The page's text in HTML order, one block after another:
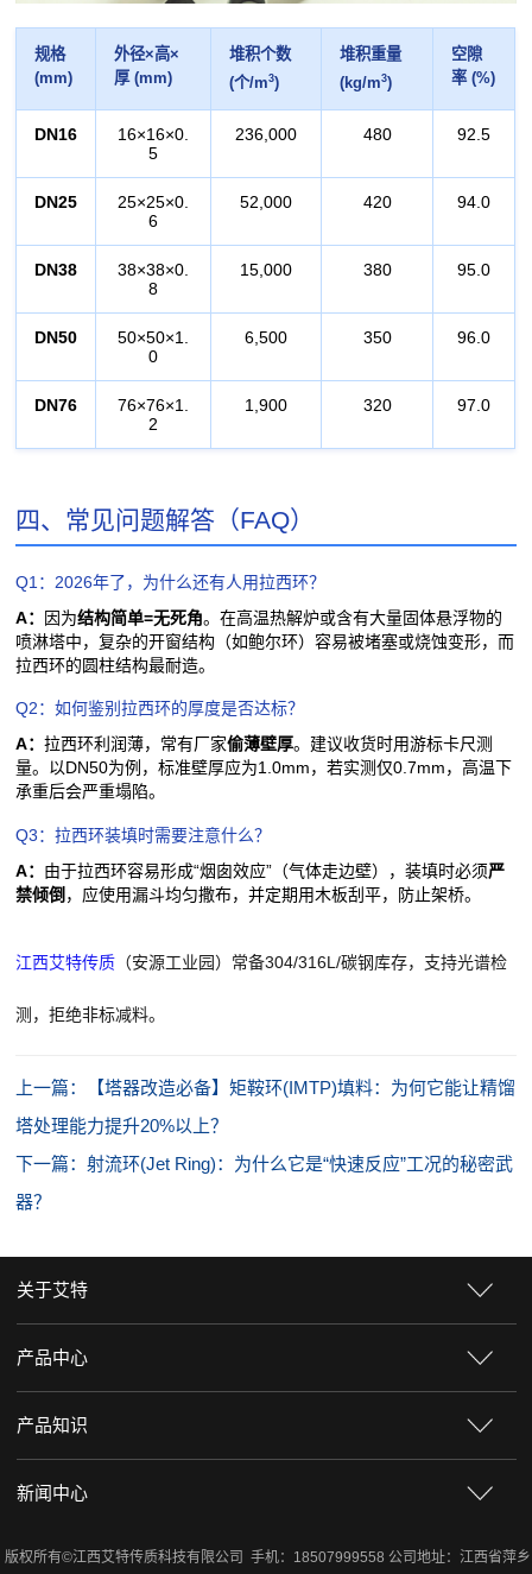
规格
(mm)
外径×高×
厚 (mm)
堆积个数
(个/m3)
堆积重量
(kg/m3)
空隙
率 (%)
DN16
16×16×0.
5
236,000 480 92.5
DN25
25×25×0.
6
52,000 420 94.0
DN38
38×38×0.
8
15,000 380 95.0
DN50
50×50×1.
0
6,500 350 96.0
DN76
76×76×1.
2
1,900 320 97.0
四、常见问题解答（FAQ）
Q1：2026年了，为什么还有人用拉西环？
A： 因为结构简单=无死角。在高温热解炉或含有大量固体悬浮物的
喷淋塔中，复杂的开窗结构（如鲍尔环）容易被堵塞或烧蚀变形，而
拉西环的圆柱结构最耐造。
Q2：如何鉴别拉西环的厚度是否达标？
A：拉西环利润薄，常有厂家偷薄壁厚。建议收货时用游标卡尺测
量。以DN50为例，标准壁厚应为1.0mm，若实测仅0.7mm，高温下
承重后会严重塌陷。
Q3：拉西环装填时需要注意什么？
A： 由于拉西环容易形成“烟囱效应”（气体走边壁），装填时必须严
禁倾倒 ，应使用漏斗均匀撒布，并定期用木板刮平，防止架桥。
江西艾特传质 （安源工业园）常备304/316L/碳钢库存，支持光谱检
测，拒绝非标减料。
上一篇：【塔器改造必备】矩鞍环(IMTP)填料：为何它能让精馏
塔处理能力提升20%以上？
下一篇：射流环(Jet Ring)：为什么它是“快速反应”工况的秘密武
器？
关于艾特
产品中心
产品知识
新闻中心
版权所有©江西艾特传质科技有限公司 手机：18507999558 公司地址：江西省萍乡